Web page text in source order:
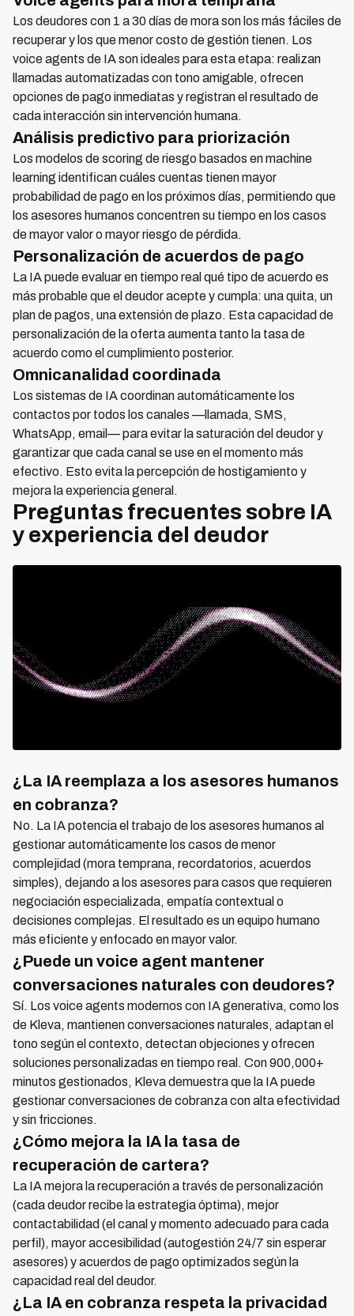
Los deudores con 1 a 30 días de mora son los más fáciles de
recuperar y los que menor costo de gestión tienen. Los
voice agents de IA son ideales para esta etapa: realizan
llamadas automatizadas con tono amigable, ofrecen
opciones de pago inmediatas y registran el resultado de
cada interacción sin intervención humana.
Análisis predictivo para priorización
Los modelos de scoring de riesgo basados en machine
learning identifican cuáles cuentas tienen mayor
probabilidad de pago en los próximos días, permitiendo que
los asesores humanos concentren su tiempo en los casos
de mayor valor o mayor riesgo de pérdida.
Personalización de acuerdos de pago
La IA puede evaluar en tiempo real qué tipo de acuerdo es
más probable que el deudor acepte y cumpla: una quita, un
plan de pagos, una extensión de plazo. Esta capacidad de
personalización de la oferta aumenta tanto la tasa de
acuerdo como el cumplimiento posterior.
Omnicanalidad coordinada
Los sistemas de IA coordinan automáticamente los
contactos por todos los canales —llamada, SMS,
WhatsApp, email— para evitar la saturación del deudor y
garantizar que cada canal se use en el momento más
efectivo. Esto evita la percepción de hostigamiento y
mejora la experiencia general.
Preguntas frecuentes sobre IA
y experiencia del deudor
¿La IA reemplaza a los asesores humanos
en cobranza?
No. La IA potencia el trabajo de los asesores humanos al
gestionar automáticamente los casos de menor
complejidad (mora temprana, recordatorios, acuerdos
simples), dejando a los asesores para casos que requieren
negociación especializada, empatía contextual o
decisiones complejas. El resultado es un equipo humano
más eficiente y enfocado en mayor valor.
¿Puede un voice agent mantener
conversaciones naturales con deudores?
Sí. Los voice agents modernos con IA generativa, como los
de Kleva, mantienen conversaciones naturales, adaptan el
tono según el contexto, detectan objeciones y ofrecen
soluciones personalizadas en tiempo real. Con 900,000+
minutos gestionados, Kleva demuestra que la IA puede
gestionar conversaciones de cobranza con alta efectividad
y sin fricciones.
¿Cómo mejora la IA la tasa de
recuperación de cartera?
La IA mejora la recuperación a través de personalización
(cada deudor recibe la estrategia óptima), mejor
contactabilidad (el canal y momento adecuado para cada
perfil), mayor accesibilidad (autogestión 24/7 sin esperar
asesores) y acuerdos de pago optimizados según la
capacidad real del deudor.
¿La IA en cobranza respeta la privacidad